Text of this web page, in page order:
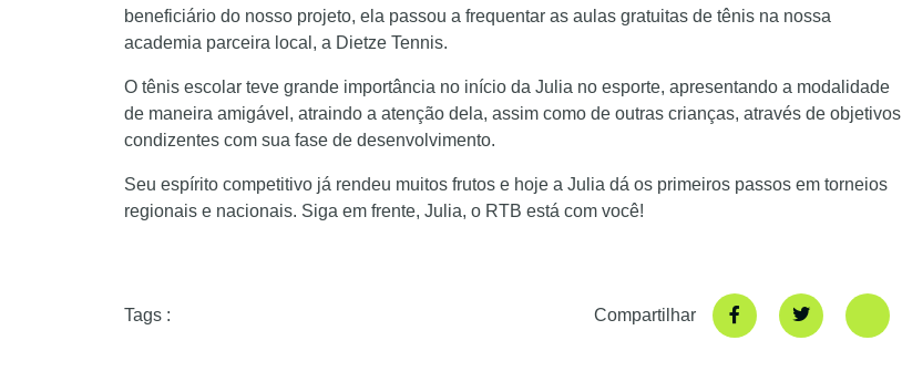
beneficiário do nosso projeto, ela passou a frequentar as aulas gratuitas de tênis na nossa
academia parceira local, a Dietze Tennis.
O tênis escolar teve grande importância no início da Julia no esporte, apresentando a modalidade
de maneira amigável, atraindo a atenção dela, assim como de outras crianças, através de objetivos
condizentes com sua fase de desenvolvimento.
Seu espírito competitivo já rendeu muitos frutos e hoje a Julia dá os primeiros passos em torneios
regionais e nacionais. Siga em frente, Julia, o RTB está com você!
Tags : Compartilhar